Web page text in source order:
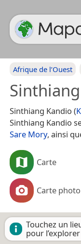
Afrique de l’Ouest
Sinthiang Kandio (
Sinthiang Kandio
Sare Mory, ainsi
Carte
Carte photo
Touchez un
pour l’explorer